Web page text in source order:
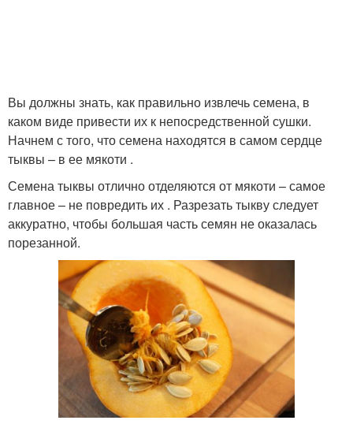
Вы должны знать, как правильно извлечь семена, в
каком виде привести их к непосредственной сушки.
Начнем с того, что семена находятся в самом сердце
тыквы – в ее мякоти .
Семена тыквы отлично отделяются от мякоти – самое
главное – не повредить их . Разрезать тыкву следует
аккуратно, чтобы большая часть семян не оказалась
порезанной.